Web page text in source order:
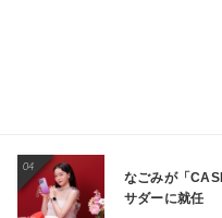
04
なごみが「
サダーに就任